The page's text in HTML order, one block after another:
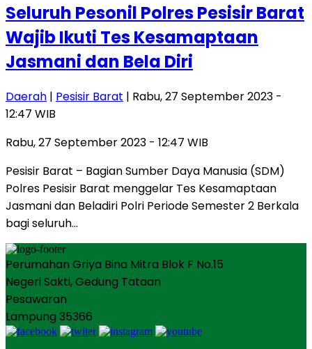
Seluruh Pesonil Polres Pesisir Barat
Wajib Ikuti Tes Kesamaptaan
Jasmani dan Bela Diri
Daerah | Pesisir Barat | Rabu, 27 September 2023 -
12:47 WIB
Rabu, 27 September 2023 - 12:47 WIB
Pesisir Barat – Bagian Sumber Daya Manusia (SDM)
Polres Pesisir Barat menggelar Tes Kesamaptaan
Jasmani dan Beladiri Polri Periode Semester 2 Berkala
bagi seluruh…
Perumahan Griya Bina Mitra Blok F No.15
Negeri Sakti, Gedung Tataan
Pesawaran
Lampung 35366